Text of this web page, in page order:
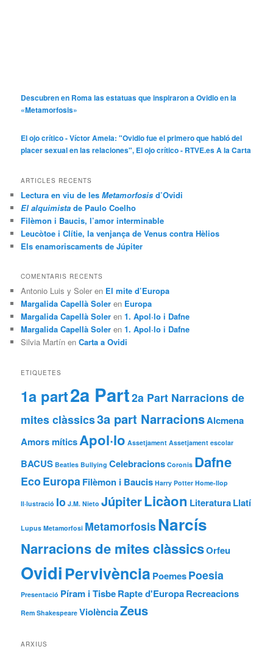
Descubren en Roma las estatuas que inspiraron a Ovidio en la
«Metamorfosis»
El ojo crítico - Víctor Amela: "Ovidio fue el primero que habló del
placer sexual en las relaciones", El ojo crítico - RTVE.es A la Carta
ARTICLES RECENTS
Lectura en viu de lesMetamorfosis d’Ovidi
El alquimista de Paulo Coelho
Filèmon i Baucis, l’amor interminable
Leucòtoe i Clítie, la venjança de Venus contra Hèlios
Els enamoriscaments de Júpiter
COMENTARIS RECENTS
Antonio Luis y Soler en El mite d’Europa
Margalida Capellà Soler en Europa
Margalida Capellà Soler en1. Apol·lo i Dafne
Margalida Capellà Soler en1. Apol·lo i Dafne
Silvia Martín enCarta a Ovidi
ETIQUETES
1a part2a Part2a Part Narracions de
mites clàssics3a part NarracionsAlcmena
Amors míticsApol·lo Assetjament Assetjament escolar
BACUS Beatles Bullying Celebracions Coronis Dafne
Eco Europa Filèmon i Baucis Harry Potter Home-llop
Il·lustració Io J.M. Nieto JúpiterLicàon LiteraturaLlatí
Lupus Metamorfosi MetamorfosisNarcís
Narracions de mites clàssicsOrfeu
OvidiPervivència PoemesPoesia
Presentació Píram i TisbeRapte d'EuropaRecreacions
Rem Shakespeare ViolènciaZeus
ARXIUS